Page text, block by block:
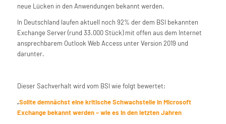
neue Lücken in den Anwendungen bekannt werden.
In Deutschland laufen aktuell noch 92% der dem BSI bekannten
Exchange Server (rund 33.000 Stück) mit offen aus dem Internet
ansprechbarem Outlook Web Access unter Version 2019 und
darunter.
Dieser Sachverhalt wird vom BSI wie folgt bewertet:
„Sollte demnächst eine kritische Schwachstelle in Microsoft
Exchange bekannt werden – wie es in den letzten Jahren